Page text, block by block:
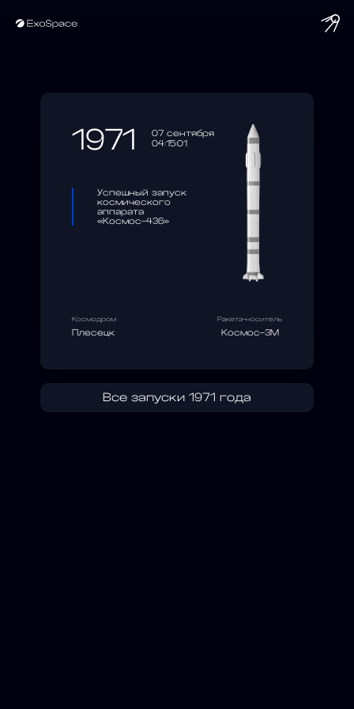
1971
07 сентября
04:15:01
Успешный запуск
космического
аппарата
«Космос-436»
Космодром
Плесецк
Ракета-носитель
Космос-3М
Все запуски 1971 года